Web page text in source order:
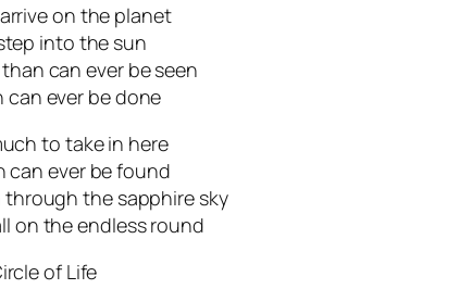
on the planet
into the sun
can ever be seen
ever be done
to take in here
can ever be found
the sapphire sky
on the endless round
of Life